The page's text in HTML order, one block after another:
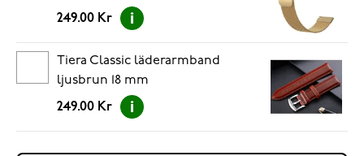
249.00 Kr
Tiera Classic läderarmband
ljusbrun 18 mm
249.00 Kr